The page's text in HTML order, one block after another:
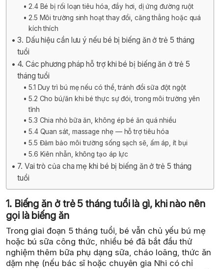
2.4 Bé bị rối loạn tiêu hóa, đầy hơi, dị ứng đường ruột
2.5 Môi trường sinh hoạt thay đổi, căng thẳng hoặc quá
kích thích
3. Dấu hiệu cần lưu ý nếu bé bị biếng ăn ở trẻ 5 tháng
tuổi
4. Các phương pháp hỗ trợ khi bé bị biếng ăn ở trẻ 5
tháng tuổi
5.1 Duy trì bú mẹ nếu có thể, tránh đổi sữa đột ngột
5.2 Cho bú/ăn khi bé thực sự đói, trong môi trường yên
tĩnh
5.3 Chia nhỏ bữa ăn, không ép bé ăn quá nhiều
5.4 Quan sát, massage nhẹ — hỗ trợ tiêu hóa
5.5 Đảm bảo môi trường sống sạch sẽ, ấm áp, ít bụi
5.6 Kiên nhẫn, không tạo áp lực
7. Vai trò của cha mẹ khi bé bị biếng ăn ở trẻ 5 tháng
tuổi
1. Biếng ăn ở trẻ 5 tháng tuổi là gì, khi nào nên
gọi là biếng ăn
Trong giai đoạn 5 tháng tuổi, bé vẫn chủ yếu bú mẹ
hoặc bú sữa công thức, nhiều bé đã bắt đầu thử
nghiệm thêm bữa phụ dạng sữa, cháo loãng, thức ăn
dặm nhẹ (nếu bác sĩ hoặc chuyên gia Nhi có chỉ